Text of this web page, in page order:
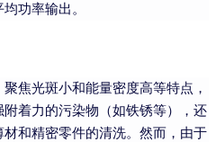
功率输出。
焦光斑小和能量密度高等特点，
着力的污染物（如铁锈等），还
和精密零件的清洗。然而，由于